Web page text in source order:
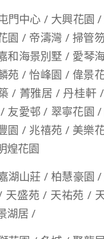
門中心 / 大興花園
園 / 帝濤灣 / 掃管
和海景別墅 / 愛琴
苑 / 怡峰園 / 偉景
/ 菁雅居 / 丹桂軒
友愛邨 / 翠寧花園
園 / 兆禧苑 / 美樂
煌花園
湖山莊 / 柏慧豪園
天盛苑 / 天祐苑 /
湖居 /